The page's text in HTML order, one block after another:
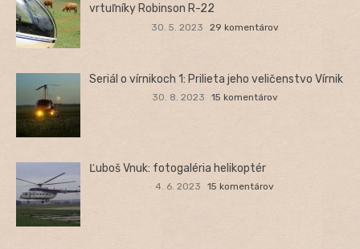
vrtuľníky Robinson R-22
30. 5. 2023 29 komentárov
Seriál o vírnikoch 1: Prilieta jeho veličenstvo Vírnik
30. 8. 2023 15 komentárov
Ľuboš Vnuk: fotogaléria helikoptér
4. 6. 2023 15 komentárov